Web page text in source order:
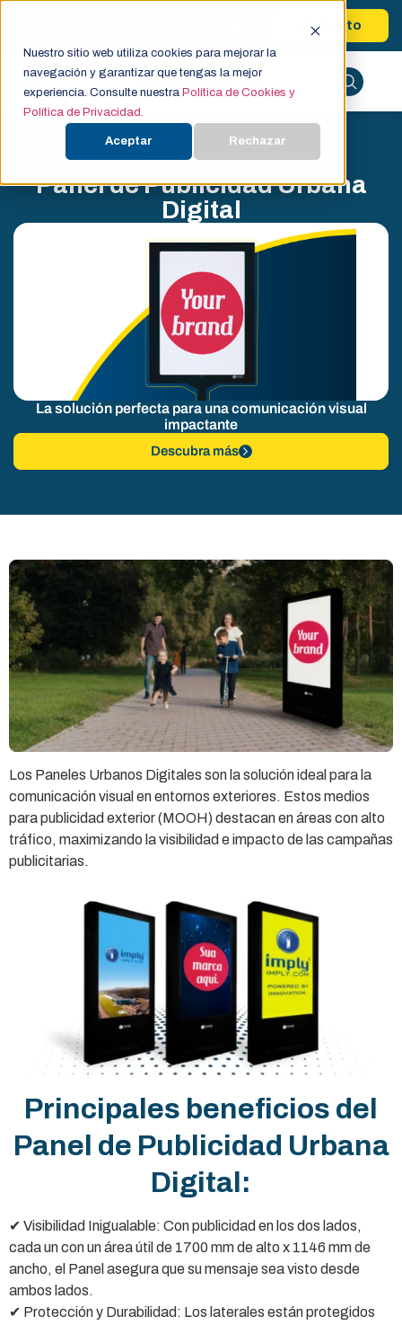
Nuestro sitio web utiliza cookies para mejorar la
navegación y garantizar que tengas la mejor
experiencia. Consulte nuestra Política de Cookies y
Política de Privacidad.
Aceptar Rechazar
Contacto
PANELES LED
Panel de Publicidad Urbana
Digital
La solución perfecta para una comunicación visual
impactante
Descubra más
Los Paneles Urbanos Digitales son la solución ideal para la
comunicación visual en entornos exteriores. Estos medios
para publicidad exterior (MOOH) destacan en áreas con alto
tráfico, maximizando la visibilidad e impacto de las campañas
publicitarias.
Principales beneficios del
Panel de Publicidad Urbana
Digital:
✔ Visibilidad Inigualable: Con publicidad en los dos lados,
cada un con un área útil de 1700 mm de alto x 1146 mm de
ancho, el Panel asegura que su mensaje sea visto desde
ambos lados.
✔ Protección y Durabilidad: Los laterales están protegidos